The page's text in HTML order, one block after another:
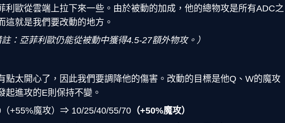
利歐從雲端上拉下來一些。由於被動的加成，他的總物攻是所有ADC之
這就是我們要改動的地方。
註：亞菲利歐仍能從被動中獲得4.5-27額外物攻。）
點太開心了，因此我們要調降他的傷害。改動的目標是他Q、W的魔攻
起進攻的E則保持不變。
+55%魔攻）⇒ 10/25/40/55/70 （+50%魔攻）